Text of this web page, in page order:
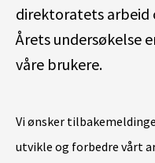
direktoratets
Årets undersøkelse
våre brukere.
Vi ønsker
utvikle og forbedre vårt